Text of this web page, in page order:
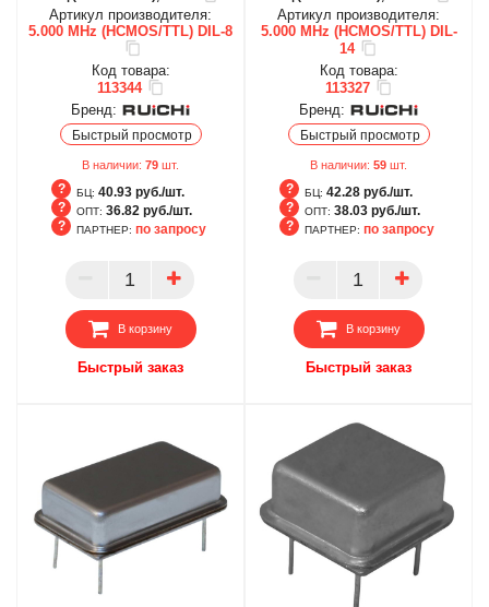
Артикул производителя:
5.000 MHz (HCMOS/TTL) DIL-8
Код товара:
113344
Бренд:
Быстрый просмотр
В наличии: 79 шт.
БЦ: 40.93 руб./шт.
ОПТ: 36.82 руб./шт.
ПАРТНЕР
ПАРТНЕР: по запросу
В корзину
Быстрый заказ
Артикул производителя:
5.000 MHz (HCMOS/TTL) DIL-
14
Код товара:
113327
Бренд:
Быстрый просмотр
В наличии: 59 шт.
БЦ: 42.28 руб./шт.
ОПТ: 38.03 руб./шт.
ПАРТНЕР
ПАРТНЕР: по запросу
В корзину
Быстрый заказ